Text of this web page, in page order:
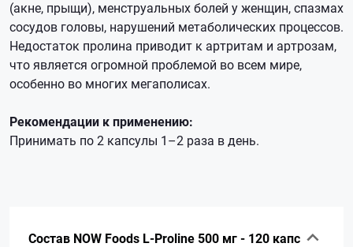
(акне, прыщи), менструальных болей у женщин, спазмах
сосудов головы, нарушений метаболических процессов.
Недостаток пролина приводит к артритам и артрозам,
что является огромной проблемой во всем мире,
особенно во многих мегаполисах.
Рекомендации к применению:
Принимать по 2 капсулы 1–2 раза в день.
Состав NOW Foods L-Proline 500 мг - 120 капс